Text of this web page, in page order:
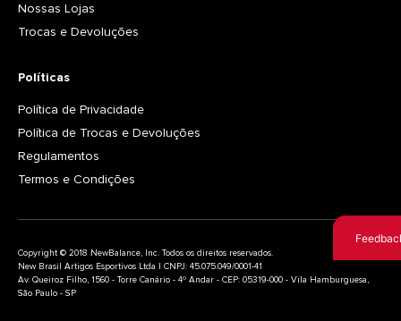
Nossas Lojas
Trocas e Devoluções
Políticas
Política de Privacidade
Política de Trocas e Devoluções
Regulamentos
Termos e Condições
Copyright © 2018 NewBalance, Inc. Todos os direitos reservados.
New Brasil Artigos Esportivos Ltda | CNPJ: 45.075.049/0001-41
Av. Queiroz Filho, 1560 - Torre Canário - 4º Andar - CEP: 05319-000 - Vila Hamburguesa,
São Paulo - SP